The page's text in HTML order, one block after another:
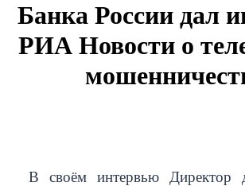
Банка России дал
РИА Новости о
В своём интервью Директор